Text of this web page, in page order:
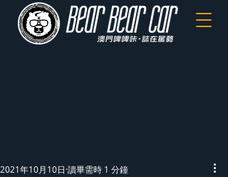
2021年10月10日 讀畢需時 1 分鐘